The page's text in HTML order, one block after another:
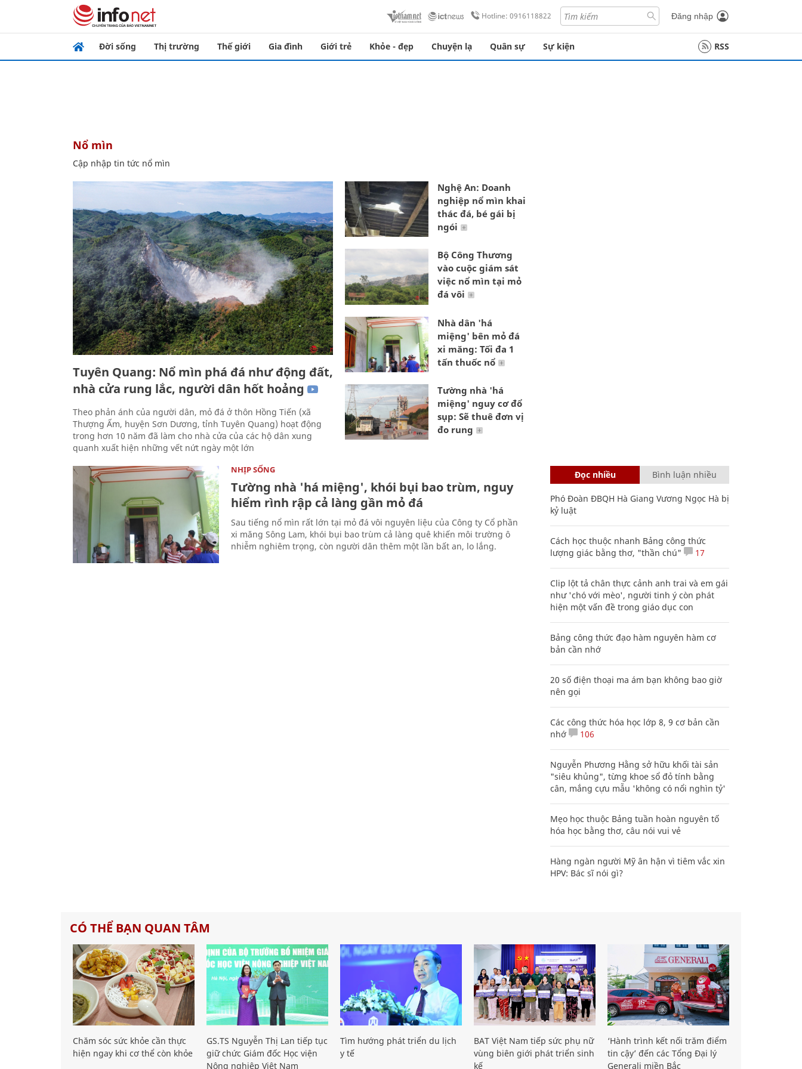
Hotline: 0916118822 Đăng nhập
Đời sống Thị trường Thế giới Gia đình Giới trẻ Khỏe - đẹp Chuyện lạ Quân sự Sự kiện RSS
nổ mìn
Cập nhập tin tức nổ mìn
Tuyên Quang: Nổ mìn phá đá như động đất,
nhà cửa rung lắc, người dân hốt hoảng
Theo phản ánh của người dân, mỏ đá ở thôn Hồng Tiến (xã
Thượng Ấm, huyện Sơn Dương, tỉnh Tuyên Quang) hoạt động
trong hơn 10 năm đã làm cho nhà cửa của các hộ dân xung
quanh xuất hiện những vết nứt ngày một lớn
Nghệ An: Doanh
nghiệp nổ mìn khai
thác đá, bé gái bị
ngói
Bộ Công Thương
vào cuộc giám sát
việc nổ mìn tại mỏ
đá vôi
Nhà dân 'há
miệng' bên mỏ đá
xi măng: Tối đa 1
tấn thuốc nổ
Tường nhà 'há
miệng' nguy cơ đổ
sụp: Sẽ thuê đơn vị
đo rung
NHỊP SỐNG
Tường nhà 'há miệng', khói bụi bao trùm, nguy
hiểm rình rập cả làng gần mỏ đá
Sau tiếng nổ mìn rất lớn tại mỏ đá vôi nguyên liệu của Công ty Cổ phần
xi măng Sông Lam, khói bụi bao trùm cả làng quê khiến môi trường ô
nhiễm nghiêm trọng, còn người dân thêm một lần bất an, lo lắng.
Đọc nhiều Bình luận nhiều
Phó Đoàn ĐBQH Hà Giang Vương Ngọc Hà bị
kỷ luật
Cách học thuộc nhanh Bảng công thức
lượng giác bằng thơ, "thần chú"
17
Clip lột tả chân thực cảnh anh trai và em gái
như 'chó với mèo', người tinh ý còn phát
hiện một vấn đề trong giáo dục con
Bảng công thức đạo hàm nguyên hàm cơ
bản cần nhớ
20 số điện thoại ma ám bạn không bao giờ
nên gọi
Các công thức hóa học lớp 8, 9 cơ bản cần
nhớ
106
Nguyễn Phương Hằng sở hữu khối tài sản
"siêu khủng", từng khoe sổ đỏ tính bằng
cân, mắng cựu mẫu 'không có nổi nghìn tỷ'
Mẹo học thuộc Bảng tuần hoàn nguyên tố
hóa học bằng thơ, câu nói vui vẻ
Hàng ngàn người Mỹ ân hận vì tiêm vắc xin
HPV: Bác sĩ nói gì?
CÓ THỂ BẠN QUAN TÂM
Chăm sóc sức khỏe cần thực
hiện ngay khi cơ thể còn khỏe
GS.TS Nguyễn Thị Lan tiếp tục
giữ chức Giám đốc Học viện
Nông nghiệp Việt Nam
Tìm hướng phát triển du lịch
y tế
BAT Việt Nam tiếp sức phụ nữ
vùng biên giới phát triển sinh
kế
‘Hành trình kết nối trăm điểm
tin cậy’ đến các Tổng Đại lý
Generali miền Bắc